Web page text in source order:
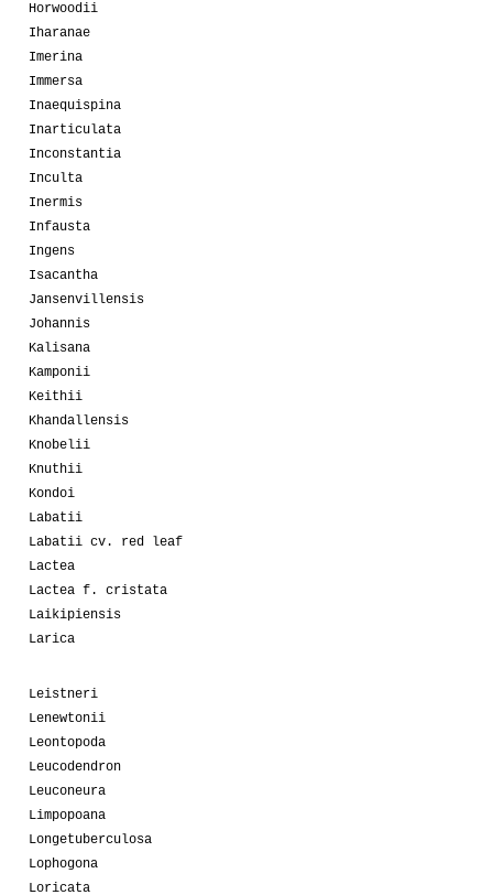
Horwoodii
Iharanae
Imerina
Immersa
Inaequispina
Inarticulata
Inconstantia
Inculta
Inermis
Infausta
Ingens
Isacantha
Jansenvillensis
Johannis
Kalisana
Kamponii
Keithii
Khandallensis
Knobelii
Knuthii
Kondoi
Labatii
Labatii cv. red leaf
Lactea
Lactea f. cristata
Laikipiensis
Larica
Leistneri
Lenewtonii
Leontopoda
Leucodendron
Leuconeura
Limpopoana
Longetuberculosa
Lophogona
Loricata